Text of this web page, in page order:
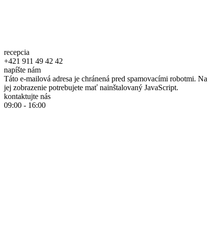
recepcia
+421 911 49 42 42
napíšte nám
Táto e-mailová adresa je chránená pred spamovacími robotmi. Na
jej zobrazenie potrebujete mať nainštalovaný JavaScript.
kontaktujte nás
09:00 - 16:00